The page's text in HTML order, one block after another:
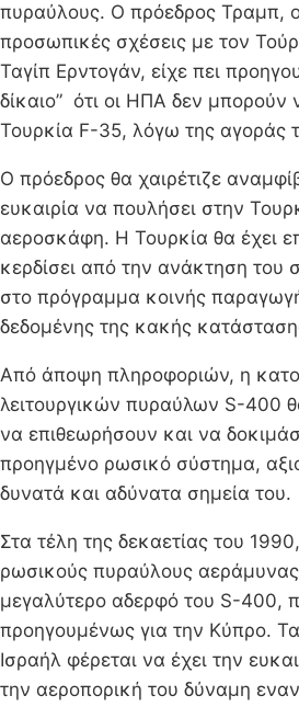
πυραύλους. Ο πρόεδρος Τραμπ, ο
προσωπικές σχέσεις με τον
Ταγίπ Ερντογάν, είχε πει
δίκαιο” ότι οι ΗΠΑ δεν
Τουρκία F-35, λόγω της αγοράς
Ο πρόεδρος θα χαιρέτιζε
ευκαιρία να πουλήσει στην
αεροσκάφη. Η Τουρκία θα έχει
κερδίσει από την ανάκτηση του
στο πρόγραμμα κοινής
δεδομένης της κακής
Από άποψη πληροφοριών, η
λειτουργικών πυραύλων S-400
να επιθεωρήσουν και να
προηγμένο ρωσικό σύστημα,
δυνατά και αδύνατα σημεία του.
Στα τέλη της δεκαετίας του
ρωσικούς πυραύλους
μεγαλύτερο αδερφό του S-400,
προηγουμένως για την Κύπρο. Τα
Ισραήλ φέρεται να έχει την
την αεροπορική του δύναμη